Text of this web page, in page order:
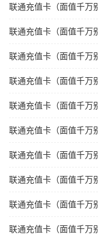
联通充值卡（面值千万
联通充值卡（面值千万
联通充值卡（面值千万
联通充值卡（面值千万
联通充值卡（面值千万
联通充值卡（面值千万
联通充值卡（面值千万
联通充值卡（面值千万
联通充值卡（面值千万
联通充值卡（面值千万